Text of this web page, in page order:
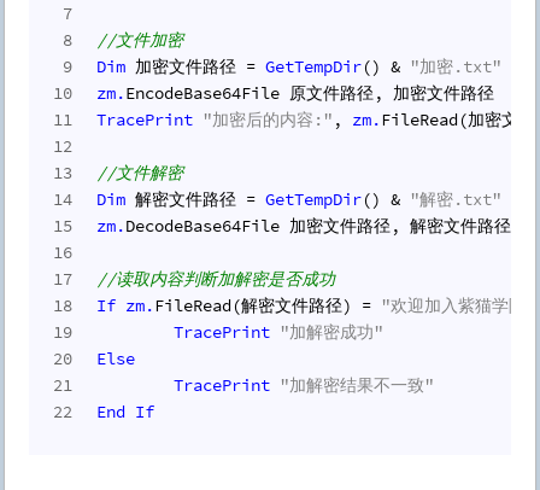
7
8
9
10
11
12
13
14
15
16
17
18
19
20
21
22
//文件加密
Dim 加密文件路径 = GetTempDir() & "加密.txt"
zm.EncodeBase64File 原文件路径, 加密文件路径
TracePrint "加密后的内容:" , zm.FileRead(加密文件
//文件解密
Dim 解密文件路径 = GetTempDir() & "解密.txt"
zm.DecodeBase64File 加密文件路径, 解密文件路径
//读取内容判断加解密是否成功
If zm.FileRead(解密文件路径) = "欢迎加入紫猫学院"
TracePrint "加解密成功"
Else
TracePrint "加解密结果不一致"
End If